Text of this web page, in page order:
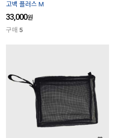
고백 플러스 M
33,000원
구매 5